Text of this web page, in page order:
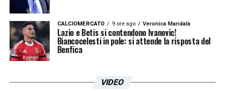
Le prime pagine sportive nazionali - 13 settembre 2025
CALCIOMERCATO 9 ore ago Veronica Mandalà
Lazio e Betis si contendono Ivanovic!
Biancocelesti in pole: si attende la risposta del
Benfica
VIDEO